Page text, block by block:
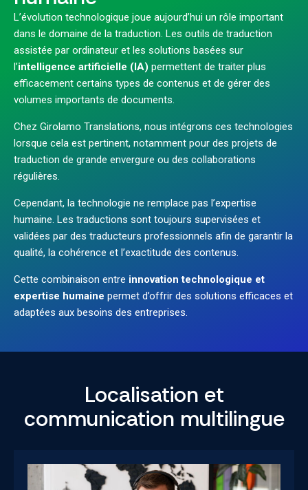
L’évolution technologique joue aujourd’hui un rôle important
dans le domaine de la traduction. Les outils de traduction
assistée par ordinateur et les solutions basées sur
l’intelligence artificielle (IA) permettent de traiter plus
efficacement certains types de contenus et de gérer des
volumes importants de documents.
Chez Girolamo Translations, nous intégrons ces technologies
lorsque cela est pertinent, notamment pour des projets de
traduction de grande envergure ou des collaborations
régulières.
Cependant, la technologie ne remplace pas l’expertise
humaine. Les traductions sont toujours supervisées et
validées par des traducteurs professionnels afin de garantir la
qualité, la cohérence et l’exactitude des contenus.
Cette combinaison entre innovation technologique et
expertise humaine permet d’offrir des solutions efficaces et
adaptées aux besoins des entreprises.
Localisation et
communication multilingue